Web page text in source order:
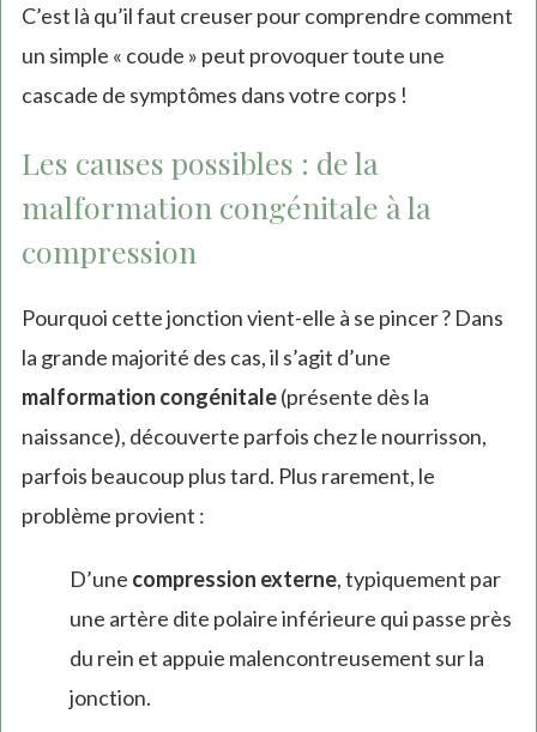
C’est là qu’il faut creuser pour comprendre comment
un simple « coude » peut provoquer toute une
cascade de symptômes dans votre corps !
Les causes possibles : de la
malformation congénitale à la
compression
Pourquoi cette jonction vient-elle à se pincer ? Dans
la grande majorité des cas, il s’agit d’une
malformation congénitale(présente dès la
naissance), découverte parfois chez le nourrisson,
parfois beaucoup plus tard. Plus rarement, le
problème provient :
D’une compression externe, typiquement par
une artère dite polaire inférieure qui passe près
du rein et appuie malencontreusement sur la
jonction.